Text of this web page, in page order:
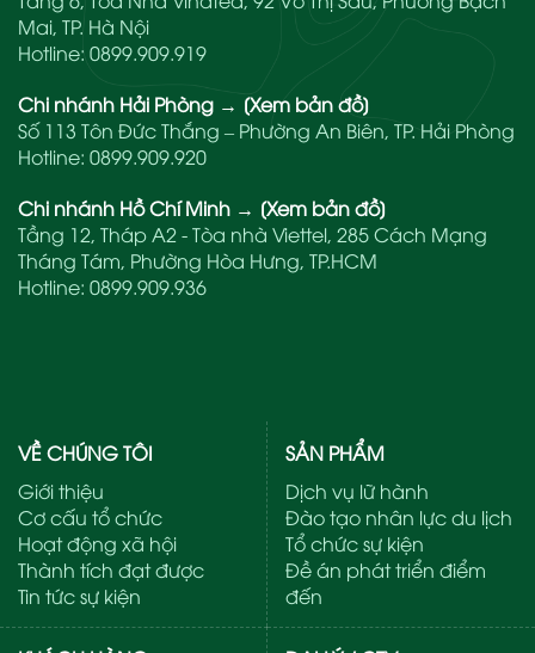
Mai, TP. Hà Nội
Hotline: 0899.909.919
Chi nhánh Hải Phòng → [Xem bản đồ]
Số 113 Tôn Đức Thắng – Phường An Biên, TP. Hải Phòng
Hotline: 0899.909.920
Chi nhánh Hồ Chí Minh → [Xem bản đồ]
Tầng 12, Tháp A2 - Tòa nhà Viettel, 285 Cách Mạng
Tháng Tám, Phường Hòa Hưng, TP.HCM
Hotline: 0899.909.936
VỀ CHÚNG TÔI
Giới thiệu
Cơ cấu tổ chức
Hoạt động xã hội
Thành tích đạt được
Tin tức sự kiện
SẢN PHẨM
Dịch vụ lữ hành
Đào tạo nhân lực du lịch
Tổ chức sự kiện
Đề án phát triển điểm
đến